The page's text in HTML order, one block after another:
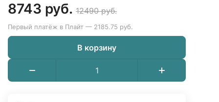
8743 руб. 12490 руб.
Первый платёж в Плайт — 2185.75 руб.
В корзину